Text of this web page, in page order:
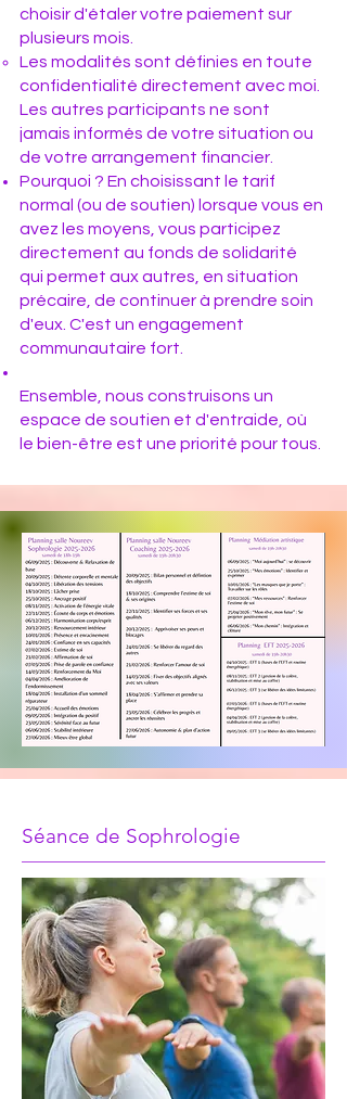
choisir d'étaler votre paiement sur
plusieurs mois.
Les modalités sont définies en toute
confidentialité directement avec moi.
Les autres participants ne sont
jamais informés de votre situation ou
de votre arrangement financier.
Pourquoi ? En choisissant le tarif
normal (ou de soutien) lorsque vous en
avez les moyens, vous participez
directement au fonds de solidarité
qui permet aux autres, en situation
précaire, de continuer à prendre soin
d'eux. C'est un engagement
communautaire fort.
Ensemble, nous construisons un
espace de soutien et d'entraide, où
le bien-être est une priorité pour tous.
Séance de Sophrologie